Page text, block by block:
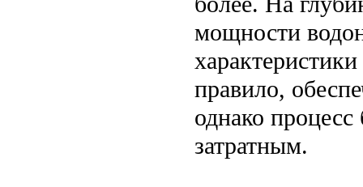
мощности
правило,
однако
затратным.